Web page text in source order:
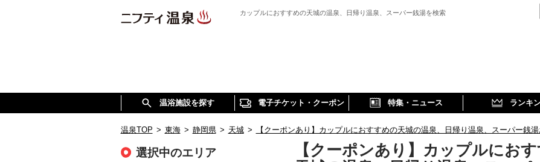
カップルにおすすめの天城の温泉、日帰り温泉、スーパー銭湯を検索
温浴施設を探す 電子チケット・クーポン 特集・ニュース ランキ
温泉TOP > 東海 > 静岡県 > 天城 > 【クーポンあり】カップルにおすすめの天城の温泉、日帰り温泉、スーパー銭
【クーポンあり】カップルにお
選択中のエリア